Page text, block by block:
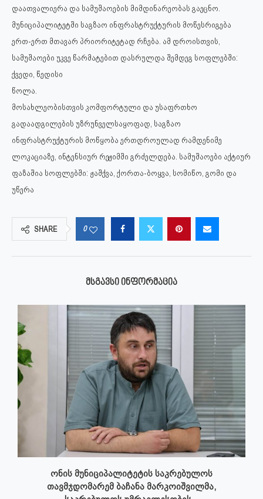
დაათვალიერა და სამუშაოების მიმდინარეობას გაეცნო.
მუნიციპალიტეტში საგზაო ინფრასტრუქტურის მოწესრიგება
ერთ-ერთ მთავარ პრიორიტეტად რჩება. ამ დროისთვის,
სამუშაოები უკვე წარმატებით დასრულდა შემდეგ სოფლებში:
ქვედი, წედისი
წოლა.
მოსახლეობისთვის კომფორტული და უსაფრთხო
გადაადგილების უზრუნველსაყოფად, საგზაო
ინფრასტრუქტურის მოწყობა ერთდროულად რამდენიმე
ლოკაციაზე, ინტენსიურ რეჟიმში გრძელდება. სამუშაოები აქტიურ
ფაზაშია სოფლებში: ჟაშქვა, ქორთა-ბოყვა, სომიწო, გომი და
უწერა
SHARE 0
ᲛᲡᲒᲐᲕᲡᲘ ᲘᲜᲤᲝᲠᲛᲐᲪᲘᲐ
ონის მუნიციპალიტეტის საკრებულოს
თავმჯდომარემ ბაჩანა მარკოიშვილმა,